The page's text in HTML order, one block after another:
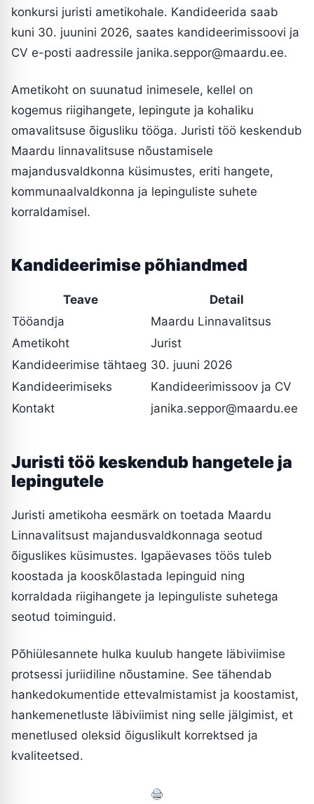
konkursi juristi ametikohale. Kandideerida saab
kuni 30. juunini 2026, saates kandideerimissoovi ja
CV e-posti aadressile janika.seppor@maardu.ee.
Ametikoht on suunatud inimesele, kellel on
kogemus riigihangete, lepingute ja kohaliku
omavalitsuse õigusliku tööga. Juristi töö keskendub
Maardu linnavalitsuse nõustamisele
majandusvaldkonna küsimustes, eriti hangete,
kommunaalvaldkonna ja lepinguliste suhete
korraldamisel.
Kandideerimise põhiandmed
Teave
Detail
Tööandja
Maardu Linnavalitsus
Ametikoht
Jurist
Kandideerimise tähtaeg 30. juuni 2026
Kandideerimiseks
Kandideerimissoov ja CV
Kontakt
janika.seppor@maardu.ee
Juristi töö keskendub hangetele ja
lepingutele
Juristi ametikoha eesmärk on toetada Maardu
Linnavalitsust majandusvaldkonnaga seotud
õiguslikes küsimustes. Igapäevases töös tuleb
koostada ja kooskõlastada lepinguid ning
korraldada riigihangete ja lepinguliste suhetega
seotud toiminguid.
Põhiülesannete hulka kuulub hangete läbiviimise
protsessi juriidiline nõustamine. See tähendab
hankedokumentide ettevalmistamist ja koostamist,
hankemenetluste läbiviimist ning selle jälgimist, et
menetlused oleksid õiguslikult korrektsed ja
kvaliteetsed.